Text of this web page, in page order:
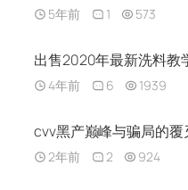
5年前 1 573
出售2020年最新洗料教
4年前 6 1939
cvv黑产巅峰与骗局的覆
2年前 2 924